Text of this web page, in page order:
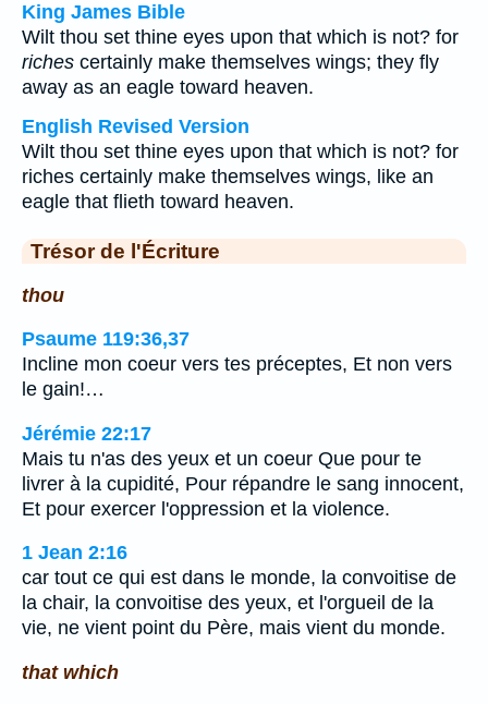
King James Bible
Wilt thou set thine eyes upon that which is not? for
riches certainly make themselves wings; they fly
away as an eagle toward heaven.
English Revised Version
Wilt thou set thine eyes upon that which is not? for
riches certainly make themselves wings, like an
eagle that flieth toward heaven.
Trésor de l'Écriture
thou
Psaume 119:36,37
Incline mon coeur vers tes préceptes, Et non vers
le gain!…
Jérémie 22:17
Mais tu n'as des yeux et un coeur Que pour te
livrer à la cupidité, Pour répandre le sang innocent,
Et pour exercer l'oppression et la violence.
1 Jean 2:16
car tout ce qui est dans le monde, la convoitise de
la chair, la convoitise des yeux, et l'orgueil de la
vie, ne vient point du Père, mais vient du monde.
that which